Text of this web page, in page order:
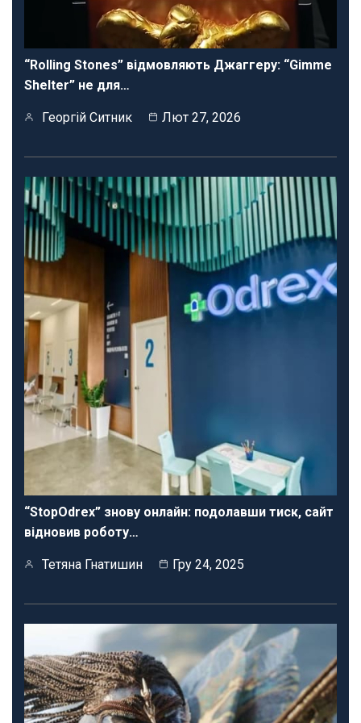
“Rolling Stones” відмовляють Джаггеру: “Gimme
Shelter” не для…
Георгій Ситник Лют 27, 2026
“StopOdrex” знову онлайн: подолавши тиск, сайт
відновив роботу…
Тетяна Гнатишин Гру 24, 2025